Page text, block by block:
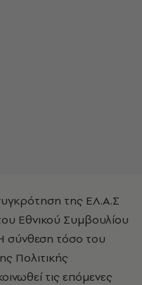
της ΕΛ.Α.Σ
Εθνικού Συμβουλίου
σύνθεση τόσο του
Πολιτικής
τις επόμενες